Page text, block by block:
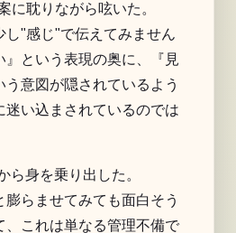
に耽りながら呟いた。
し"感じ"で伝えてみません
』という表現の奥に、『見
意図が隠されているよう
い込まされているのでは
ら身を乗り出した。
膨らませてみても面白そう
、これは単なる管理不備で